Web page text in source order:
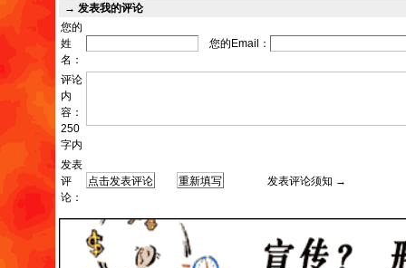
→ 发表我的评论
您的
姓
名：
您的Email：
评论
内
容：
250
字内
发表
评
论：
发表评论须知 →